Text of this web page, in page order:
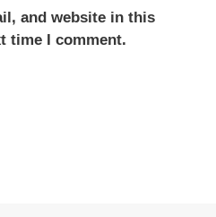
and website in this
time I comment.